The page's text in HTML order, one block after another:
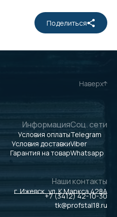
Поделиться
Наверх
Информация
Условия оплаты
Условия доставки
Гарантия на товар
Соц. сети
Telegram
Viber
Whatsapp
Наши контакты
г. Ижевск, ул. К.Маркса 428А
+7 (3412) 42-10-30
tk@profstal18.ru